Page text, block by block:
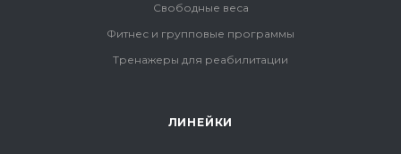
Свободные веса
Фитнес и групповые программы
Тренажеры для реабилитации
ЛИНЕЙКИ